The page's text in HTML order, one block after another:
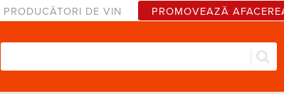
PRODUCĂTORI DE VIN PROMOVEAZĂ
Formular de căutare